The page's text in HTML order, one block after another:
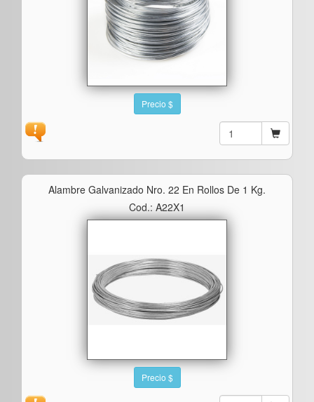
Precio $
Alambre Galvanizado Nro. 22 En Rollos De 1 Kg.
Cod.: A22X1
Precio $